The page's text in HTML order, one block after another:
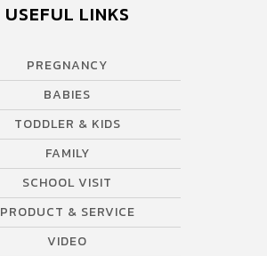
USEFUL LINKS
PREGNANCY
BABIES
TODDLER & KIDS
FAMILY
SCHOOL VISIT
PRODUCT & SERVICE
VIDEO